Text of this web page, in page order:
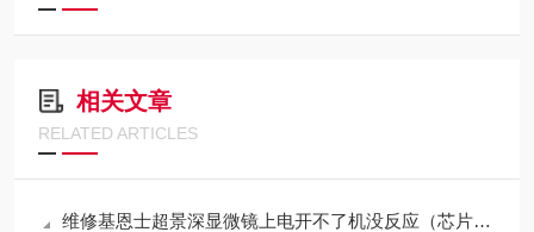
相关文章
RELATED ARTICLES
维修基恩士超景深显微镜上电开不了机没反应（芯片级修理）